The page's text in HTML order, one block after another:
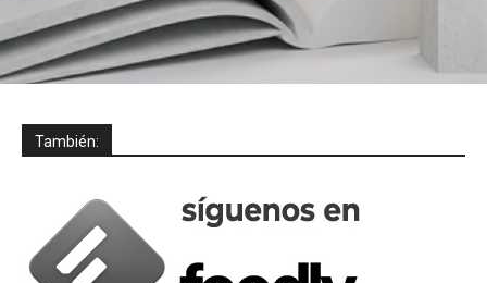
También: